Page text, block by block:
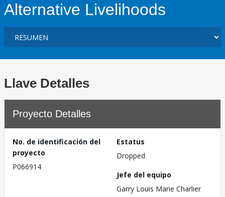
Alternative Livelihoods
Llave Detalles
Proyecto Detalles
No. de identificación del
proyecto
P066914
Estatus
Dropped
Jefe del equipo
Garry Louis Marie Charlier